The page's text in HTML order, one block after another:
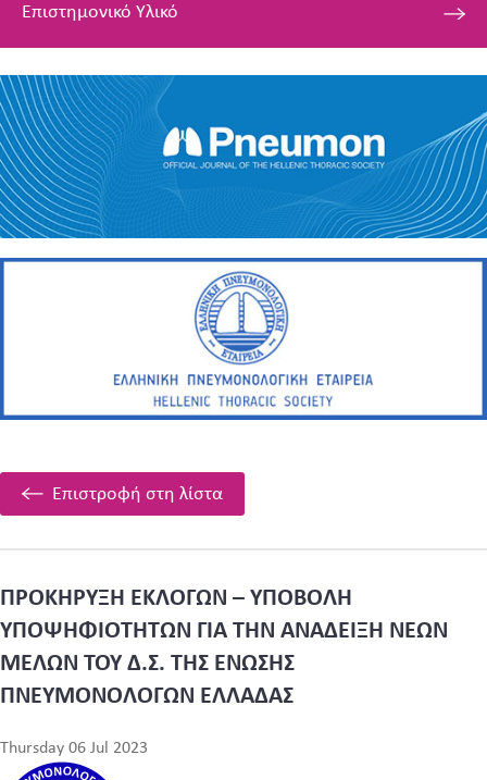
Επιστημονικό Υλικό
Επιστροφή στη λίστα
ΠΡΟΚΗΡΥΞΗ ΕΚΛΟΓΩΝ – ΥΠΟΒΟΛΗ
ΥΠΟΨΗΦΙΟΤΗΤΩΝ ΓΙΑ ΤΗΝ ΑΝΑΔΕΙΞΗ ΝΕΩΝ
ΜΕΛΩΝ ΤΟΥ Δ.Σ. ΤΗΣ ΕΝΩΣΗΣ
ΠΝΕΥΜΟΝΟΛΟΓΩΝ ΕΛΛΑΔΑΣ
Thursday 06 Jul 2023